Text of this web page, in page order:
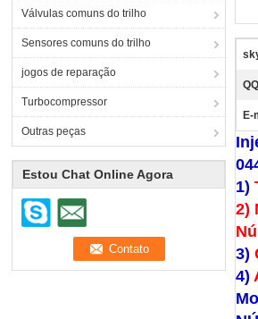
Válvulas comuns do trilho
Sensores comuns do trilho
jogos de reparação
Turbocompressor
Outras peças
Estou Chat Online Agora
E-
1)
2)
3)
4)